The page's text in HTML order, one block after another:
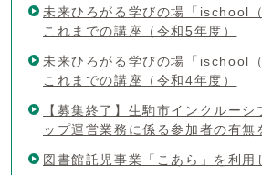
未来ひろがる学びの場「ischool
これまでの講座（令和5年度）
未来ひろがる学びの場「ischool
これまでの講座（令和4年度）
【募集終了】生駒市インクルーシ
ップ運営業務に係る参加者の有無
図書館託児事業「こあら」を利用